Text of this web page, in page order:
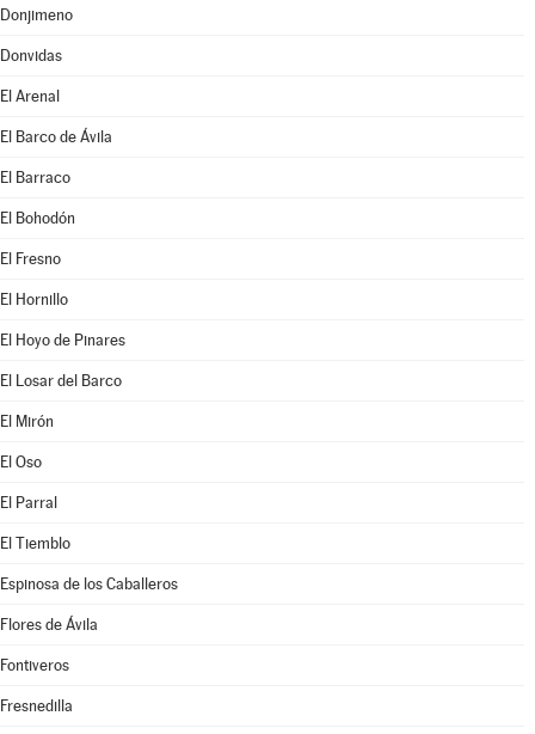
Donjimeno
Donvidas
El Arenal
El Barco de Ávila
El Barraco
El Bohodón
El Fresno
El Hornillo
El Hoyo de Pinares
El Losar del Barco
El Mirón
El Oso
El Parral
El Tiemblo
Espinosa de los Caballeros
Flores de Ávila
Fontiveros
Fresnedilla